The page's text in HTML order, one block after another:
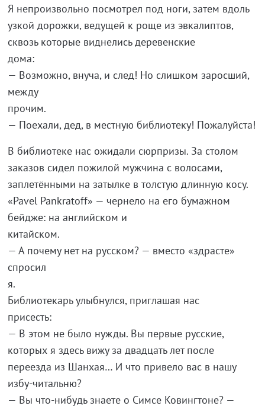
Я непроизвольно посмотрел под ноги, затем вдоль
узкой дорожки, ведущей к роще из эвкалиптов,
сквозь которые виднелись деревенские
дома:
— Возможно, внуча, и след! Но слишком заросший,
между
— Поехали, дед, в местную библиотеку! Пожалуйста!
В библиотеке нас ожидали сюрпризы. За столом
заказов сидел пожилой мужчина с волосами,
заплетёнными на затылке в толстую длинную косу.
«Pavel Pankratoff» — чернело на его бумажном
бейдже: на английском и
— А почему нет на русском? — вместо «здрасте»
спросил
я.
Библиотекарь улыбнулся, приглашая нас
— В этом не было нужды. Вы первые русские,
которых я здесь вижу за двадцать лет после
переезда из Шанхая… И что привело вас в нашу
избу-читальню?
— Вы что-нибудь знаете о Симсе Ковингтоне? —